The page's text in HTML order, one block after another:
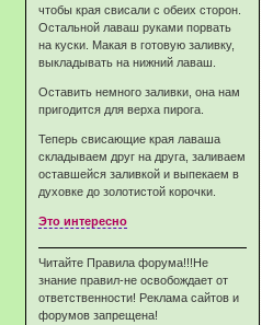
чтобы края свисали с обеих сторон.
Остальной лаваш руками порвать
на куски. Макая в готовую заливку,
выкладывать на нижний лаваш.
Оставить немного заливки, она нам
пригодится для верха пирога.
Теперь свисающие края лаваша
складываем друг на друга, заливаем
оставшейся заливкой и выпекаем в
духовке до золотистой корочки.
Это интересно
Читайте Правила форума!!!Не
знание правил-не освобождает от
ответственности! Реклама сайтов и
форумов запрещена!